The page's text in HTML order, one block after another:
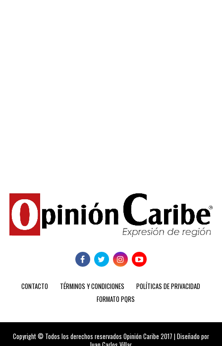
CONTACTO TÉRMINOS Y CONDICIONES
POLÍTICAS DE PRIVACIDAD
FORMATO PQRS
Copyright © Todos los derechos reservados Opinión Caribe 2017 | Diseñado por